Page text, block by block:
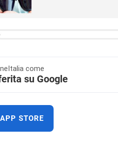
come
su Google
STORE